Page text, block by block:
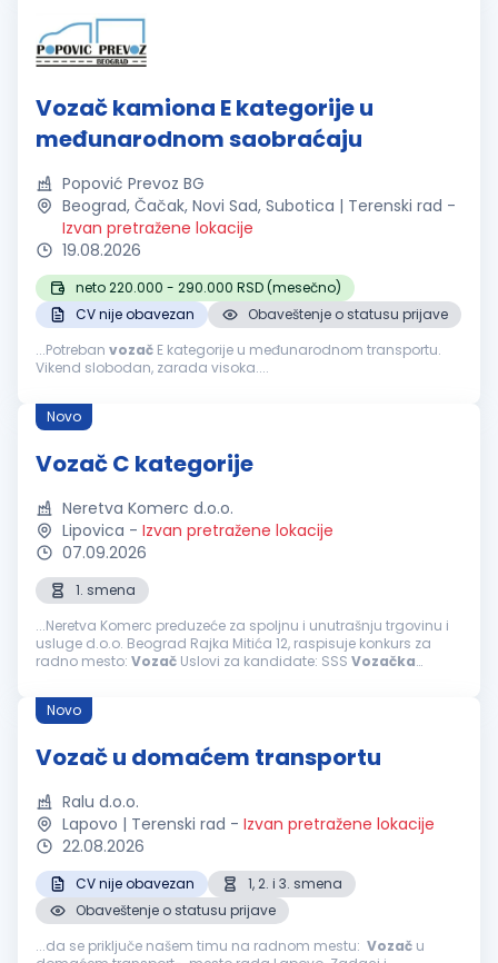
Vozač kamiona E kategorije u
međunarodnom saobraćaju
Popović Prevoz BG
Beograd, Čačak, Novi Sad, Subotica | Terenski rad -
Izvan pretražene lokacije
19.08.2026
neto 220.000 - 290.000 RSD (mesečno)
CV nije obavezan
Obaveštenje o statusu prijave
...Potreban vozač E kategorije u međunarodnom transportu.
Vikend slobodan, zarada visoka....
Novo
Vozač C kategorije
Neretva Komerc d.o.o.
Lipovica - Izvan pretražene lokacije
07.09.2026
1. smena
...Neretva Komerc preduzeće za spoljnu i unutrašnju trgovinu i
usluge d.o.o. Beograd Rajka Mitića 12, raspisuje konkurs za
radno mesto: Vozač Uslovi za kandidate: SSS Vozačka
Dobra...
Novo
Vozač u domaćem transportu
Ralu d.o.o.
Lapovo | Terenski rad - Izvan pretražene lokacije
22.08.2026
CV nije obavezan
1, 2. i 3. smena
Obaveštenje o statusu prijave
...da se priključe našem timu na radnom mestu: Vozač u